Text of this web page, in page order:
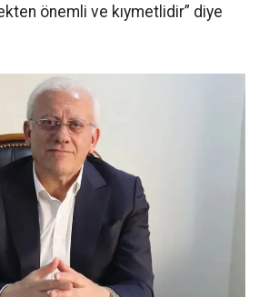
önemli ve kıymetlidir” diye